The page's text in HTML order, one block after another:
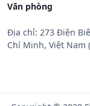
Văn phòng
Địa chỉ: 273 Điện
Chí Minh, Việt Nam (